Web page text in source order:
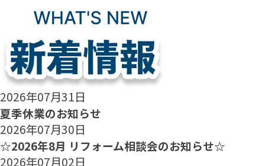
2026年07月31日
夏季休業のお知らせ
2026年07月30日
☆2026年8月 リフォーム相談会のお知らせ☆
2026年07月02日